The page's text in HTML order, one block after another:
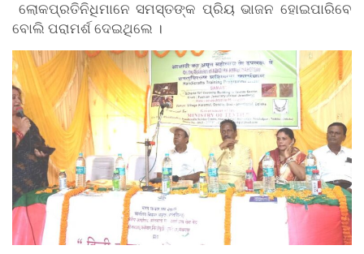
ଲୋକପ୍ରତିନିଧିମାନେ ସମସ୍ତଙ୍କ ପ୍ରିୟ ଭାଜନ ହୋଇପାରିବେ
ବୋଲି ପରାମର୍ଶ ଦେଇଥିଲେ ।